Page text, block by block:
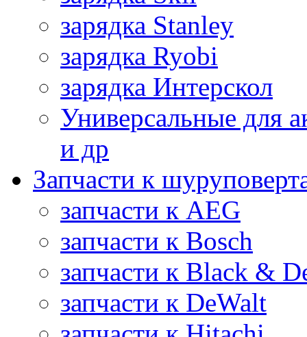
зарядка Stanley
зарядка Ryobi
зарядка Интерскол
Универсальные для
и др
Запчасти к
запчасти к AEG
запчасти к Bosch
запчасти к Black &
запчасти к DeWalt